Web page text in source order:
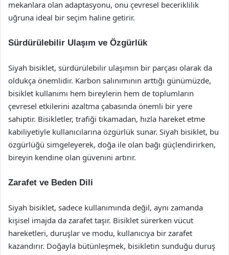
mekanlara olan adaptasyonu, onu çevresel beceriklilik
uğruna ideal bir seçim haline getirir.
Sürdürülebilir Ulaşım ve Özgürlük
Siyah bisiklet, sürdürülebilir ulaşımın bir parçası olarak da
oldukça önemlidir. Karbon salınımının arttığı günümüzde,
bisiklet kullanımı hem bireylerin hem de toplumların
çevresel etkilerini azaltma çabasında önemli bir yere
sahiptir. Bisikletler, trafiği tıkamadan, hızla hareket etme
kabiliyetiyle kullanıcılarına özgürlük sunar. Siyah bisiklet, bu
özgürlüğü simgeleyerek, doğa ile olan bağı güçlendirirken,
bireyin kendine olan güvenini artırır.
Zarafet ve Beden Dili
Siyah bisiklet, sadece kullanımında değil, aynı zamanda
kişisel imajda da zarafet taşır. Bisiklet sürerken vücut
hareketleri, duruşlar ve modu, kullanıcıya bir zarafet
kazandırır. Doğayla bütünleşmek, bisikletin sunduğu duruş